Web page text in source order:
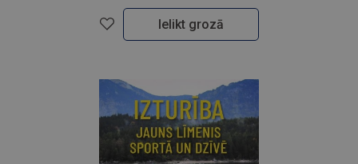
Ielikt grozā